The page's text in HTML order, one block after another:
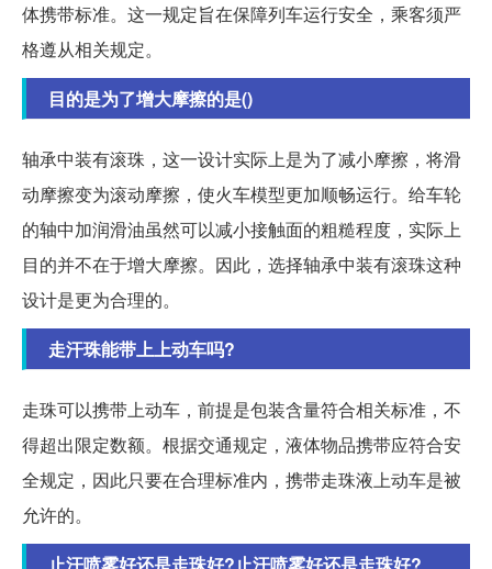
体携带标准。这一规定旨在保障列车运行安全，乘客须严
格遵从相关规定。
目的是为了增大摩擦的是()
轴承中装有滚珠，这一设计实际上是为了减小摩擦，将滑
动摩擦变为滚动摩擦，使火车模型更加顺畅运行。给车轮
的轴中加润滑油虽然可以减小接触面的粗糙程度，实际上
目的并不在于增大摩擦。因此，选择轴承中装有滚珠这种
设计是更为合理的。
走汗珠能带上上动车吗?
走珠可以携带上动车，前提是包装含量符合相关标准，不
得超出限定数额。根据交通规定，液体物品携带应符合安
全规定，因此只要在合理标准内，携带走珠液上动车是被
允许的。